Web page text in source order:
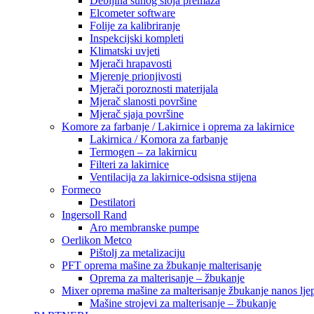
Elcometer software
Folije za kalibriranje
Inspekcijski kompleti
Klimatski uvjeti
Mjerači hrapavosti
Mjerenje prionjivosti
Mjerači poroznosti materijala
Mjerač slanosti površine
Mjerač sjaja površine
Komore za farbanje / Lakirnice i oprema za lakirnice
Lakirnica / Komora za farbanje
Termogen – za lakirnicu
Filteri za lakirnice
Ventilacija za lakirnice-odsisna stijena
Formeco
Destilatori
Ingersoll Rand
Aro membranske pumpe
Oerlikon Metco
Pištolj za metalizaciju
PFT oprema mašine za žbukanje malterisanje
Oprema za malterisanje – žbukanje
Mixer oprema mašine za malterisanje žbukanje nanos
Mašine strojevi za malterisanje – žbukanje